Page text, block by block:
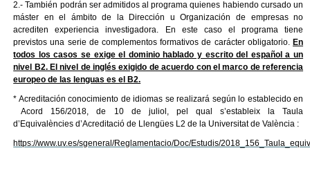
2.- También podrán ser admitidos al programa quienes habiendo cursado un
máster en el ámbito de la Dirección u Organización de empresas no
acrediten experiencia investigadora. En este caso el programa tiene
previstos una serie de complementos formativos de carácter obligatorio. En
todos los casos se exige el dominio hablado y escrito del español a un
nivel B2. El nivel de inglés exigido de acuerdo con el marco de referencia
europeo de las lenguas es el B2.
* Acreditación conocimiento de idiomas se realizará según lo establecido en
Acord 156/2018, de 10 de juliol, pel qual s’estableix la Taula
d’Equivalències d’Acreditació de Llengües L2 de la Universitat de València :
https://www.uv.es/sgeneral/Reglamentacio/Doc/Estudis/